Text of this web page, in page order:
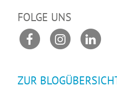
FOLGE UNS
ZUR